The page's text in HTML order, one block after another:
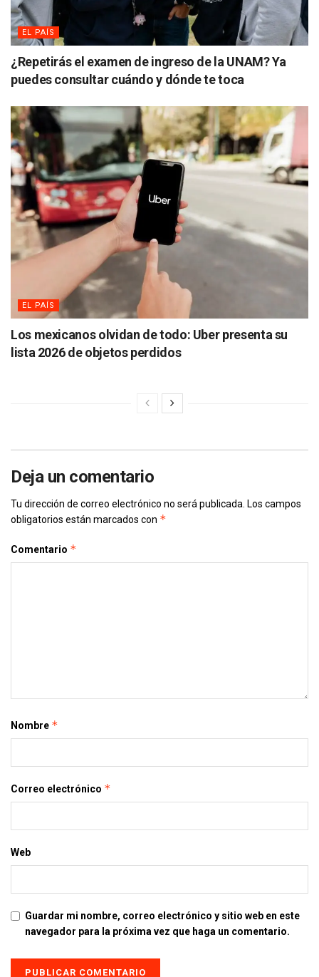
EL PAÍS
¿Repetirás el examen de ingreso de la UNAM? Ya
puedes consultar cuándo y dónde te toca
EL PAÍS
Los mexicanos olvidan de todo: Uber presenta su
lista 2026 de objetos perdidos
Deja un comentario
Tu dirección de correo electrónico no será publicada. Los campos
obligatorios están marcados con *
Comentario *
Nombre *
Correo electrónico *
Web
Guardar mi nombre, correo electrónico y sitio web en este
navegador para la próxima vez que haga un comentario.